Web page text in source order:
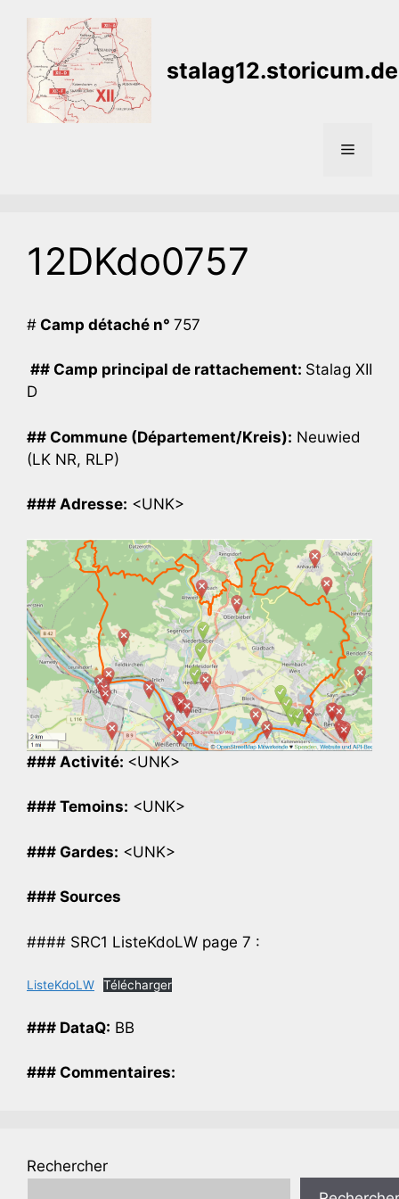
contenu
stalag12.storicum.de
Menu
12DKdo0757
# Camp détaché n° 757
## Camp principal de rattachement: Stalag XII
D
## Commune (Département/Kreis): Neuwied
(LK NR, RLP)
### Adresse: <UNK>
### Activité: <UNK>
### Temoins: <UNK>
### Gardes: <UNK>
### Sources
#### SRC1 ListeKdoLW page 7 :
ListeKdoLW Télécharger
### DataQ: BB
### Commentaires:
Rechercher